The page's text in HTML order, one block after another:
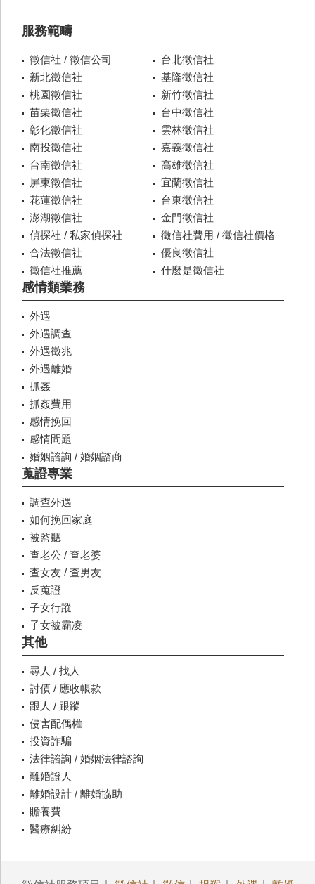
服務範疇
徵信社 / 徵信公司
台北徵信社
新北徵信社
基隆徵信社
桃園徵信社
新竹徵信社
苗栗徵信社
台中徵信社
彰化徵信社
雲林徵信社
南投徵信社
嘉義徵信社
台南徵信社
高雄徵信社
屏東徵信社
宜蘭徵信社
花蓮徵信社
台東徵信社
澎湖徵信社
金門徵信社
偵探社 / 私家偵探社
徵信社費用 / 徵信社價格
合法徵信社
優良徵信社
徵信社推薦
什麼是徵信社
感情類業務
外遇
外遇調查
外遇徵兆
外遇離婚
抓姦
抓姦費用
感情挽回
感情問題
婚姻諮詢 / 婚姻諮商
蒐證專業
調查外遇
如何挽回家庭
被監聽
查老公 / 查老婆
查女友 / 查男友
反蒐證
子女行蹤
子女被霸凌
其他
尋人 / 找人
討債 / 應收帳款
跟人 / 跟蹤
侵害配偶權
投資詐騙
法律諮詢 / 婚姻法律諮詢
離婚證人
離婚設計 / 離婚協助
贍養費
醫療糾紛